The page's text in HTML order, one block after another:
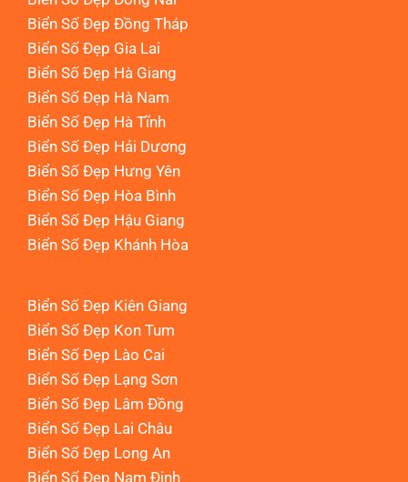
Biển Số Đẹp Đồng Tháp
Biển Số Đẹp Gia Lai
Biển Số Đẹp Hà Giang
Biển Số Đẹp Hà Nam
Biển Số Đẹp Hà Tĩnh
Biển Số Đẹp Hải Dương
Biển Số Đẹp Hưng Yên
Biển Số Đẹp Hòa Bình
Biển Số Đẹp Hậu Giang
Biển Số Đẹp Khánh Hòa
Biển Số Đẹp Kiên Giang
Biển Số Đẹp Kon Tum
Biển Số Đẹp Lào Cai
Biển Số Đẹp Lạng Sơn
Biển Số Đẹp Lâm Đồng
Biển Số Đẹp Lai Châu
Biển Số Đẹp Long An
Biển Số Đẹp Nam Định